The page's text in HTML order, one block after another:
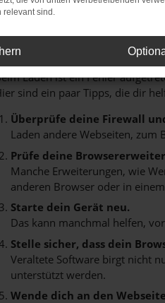
Network
Laden ist ein Fehler
sind ein paar Tipps, die dir
Überprüfe deine Firewall
Laden andere Webseiten, zum
Prüfe deine
Manche Erweiterungen, wie
anderen Browser oder in
Starte dein Gerät neu.
Das kann manchmal helfen,
Stelle sicher, dass dein
Veraltete Software birgt nicht
unterstützt werden.
Wende dich an den
relevant sind.